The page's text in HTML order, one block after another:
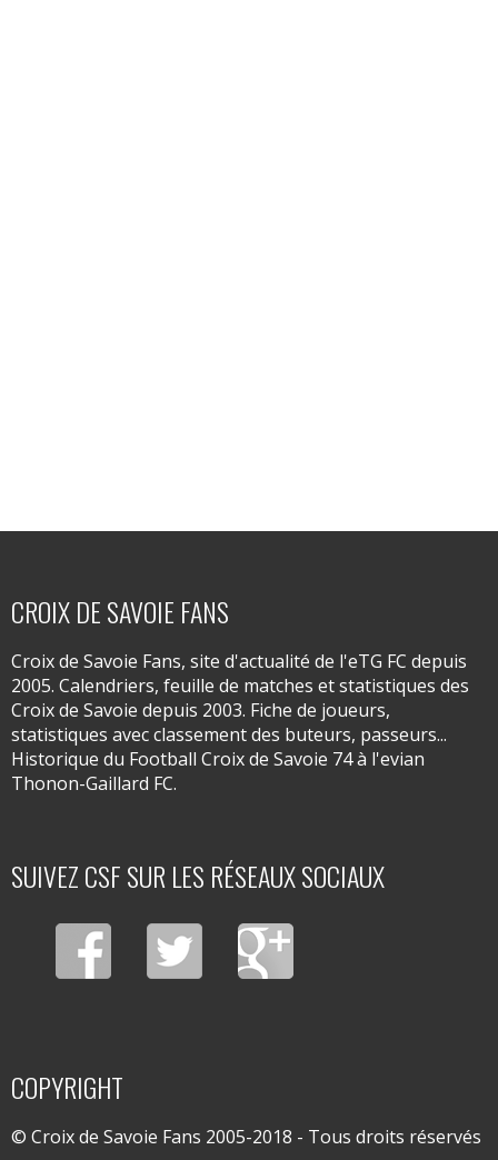
CROIX DE SAVOIE FANS
Croix de Savoie Fans, site d'actualité de l'eTG FC depuis
2005. Calendriers, feuille de matches et statistiques des
Croix de Savoie depuis 2003. Fiche de joueurs,
statistiques avec classement des buteurs, passeurs...
Historique du Football Croix de Savoie 74 à l'evian
Thonon-Gaillard FC.
SUIVEZ CSF SUR LES RÉSEAUX SOCIAUX
COPYRIGHT
© Croix de Savoie Fans 2005-2018 - Tous droits réservés